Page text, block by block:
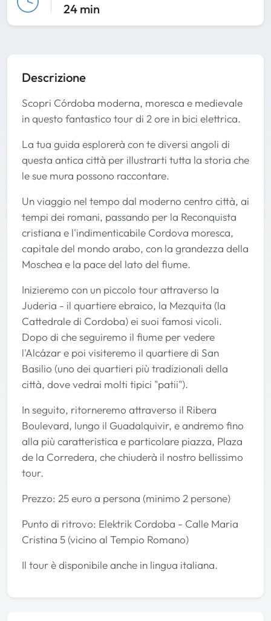
24 min
Descrizione
Scopri Córdoba moderna, moresca e medievale
in questo fantastico tour di 2 ore in bici elettrica.
La tua guida esplorerà con te diversi angoli di
questa antica città per illustrarti tutta la storia che
le sue mura possono raccontare.
Un viaggio nel tempo dal moderno centro città, ai
tempi dei romani, passando per la Reconquista
cristiana e l'indimenticabile Cordova moresca,
capitale del mondo arabo, con la grandezza della
Moschea e la pace del lato del fiume.
Inizieremo con un piccolo tour attraverso la
Juderia - il quartiere ebraico, la Mezquita (la
Cattedrale di Cordoba) ei suoi famosi vicoli.
Dopo di che seguiremo il fiume per vedere
l'Alcázar e poi visiteremo il quartiere di San
Basilio (uno dei quartieri più tradizionali della
città, dove vedrai molti tipici "patii").
In seguito, ritorneremo attraverso il Ribera
Boulevard, lungo il Guadalquivir, e andremo fino
alla più caratteristica e particolare piazza, Plaza
de la Corredera, che chiuderà il nostro bellissimo
tour.
Prezzo: 25 euro a persona (minimo 2 persone)
Punto di ritrovo: Elektrik Cordoba - Calle Maria
Cristina 5 (vicino al Tempio Romano)
Il tour è disponibile anche in lingua italiana.